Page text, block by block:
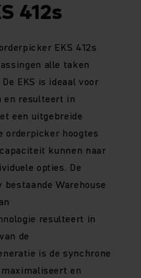
412s
EKS 412s
alle taken
EKS is ideaal voor
en resulteert in
een uitgebreide
hoogtes
kunnen naar
opties. De
Warehouse
resulteert in
de
is de synchrone
en